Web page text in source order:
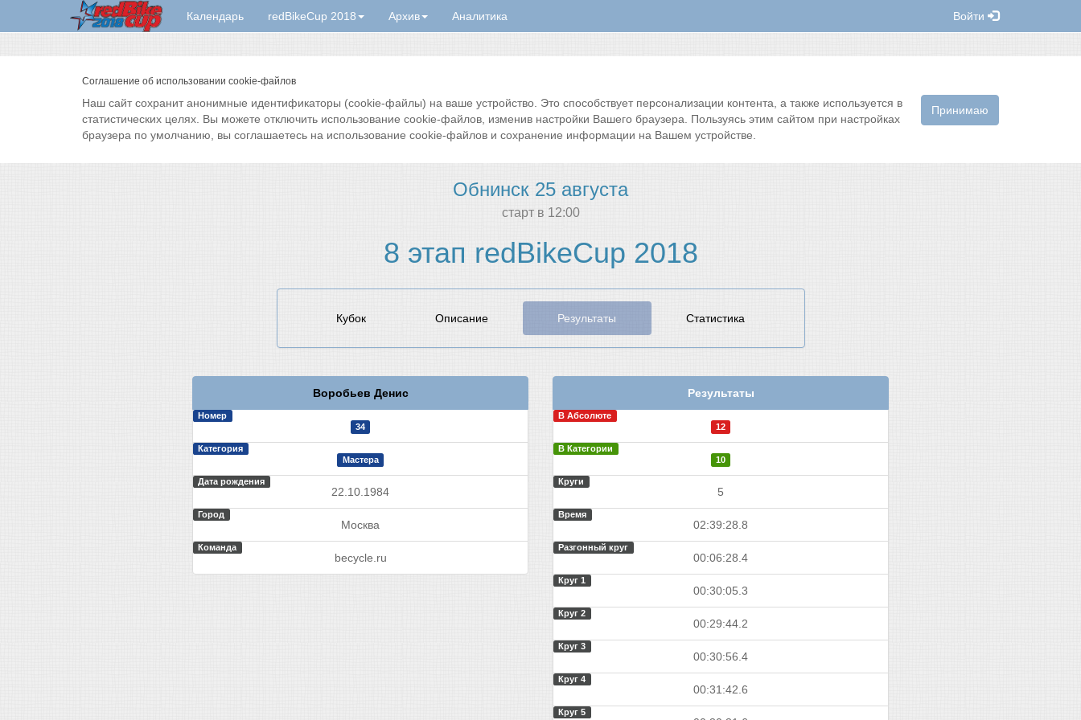
Календарь redBikeCup 2018 Архив Аналитика Войти
Соглашение об использовании cookie-файлов
Принимаю
Наш сайт сохранит анонимные идентификаторы (cookie-файлы) на ваше устройство. Это способствует персонализации контента, а также используется в
статистических целях. Вы можете отключить использование cookie-файлов, изменив настройки Вашего браузера. Пользуясь этим сайтом при настройках
браузера по умолчанию, вы соглашаетесь на использование cookie-файлов и сохранение информации на Вашем устройстве.
Обнинск 25 августа
cтарт в 12:00
8 этап redBikeCup 2018
Кубок Описание Результаты Статистика
Воробьев Денис
Номер
34
Категория
Мастера
Дата рождения
22.10.1984
Город
Москва
Команда
becycle.ru
Результаты
В Абсолюте
12
В Категории
10
Круги
5
Время
02:39:28.8
Разгонный круг
00:06:28.4
Круг 1
00:30:05.3
Круг 2
00:29:44.2
Круг 3
00:30:56.4
Круг 4
00:31:42.6
Круг 5